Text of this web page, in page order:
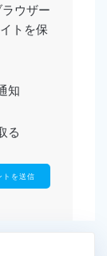
ウザー
トを保
知
る